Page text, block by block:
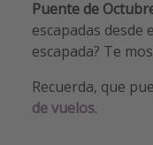
Puente de
escapadas
escapada? Te
Recuerda, que
de vuelos.